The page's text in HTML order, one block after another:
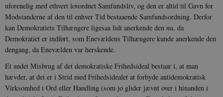
uforenelig med ethvert lovordnet Samfundsliv, og den er altid til Gavn for
Modstanderne af den til enhver Tid bestaaende Samfundsordning. Derfor
kan Demokratiets Tilhængere ligesaa lidt anerkende den nu, da
Demokratiet er indført, som Enevældens Tilhængere kunde anerkende den
dengang, da Enevælden var herskende.
Et andet Misbrug af det demokratiske Frihedsideal bestaar i, at man
hævder, at det er i Strid med Frihedsidealet at forbyde antidemokratisk
Virksomhed i Ord eller Handling (som jo glider jævnt over i hinanden i